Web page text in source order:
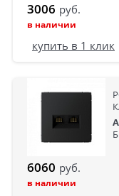
3006 руб.
в наличии
купить в 1 клик
6060 руб.
в наличии